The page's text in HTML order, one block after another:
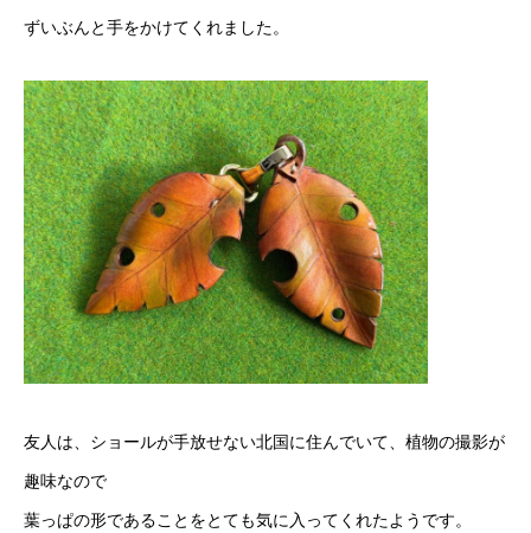
ずいぶんと手をかけてくれました。
友人は、ショールが手放せない北国に住んでいて、植物の撮影が
趣味なので
葉っぱの形であることをとても気に入ってくれたようです。